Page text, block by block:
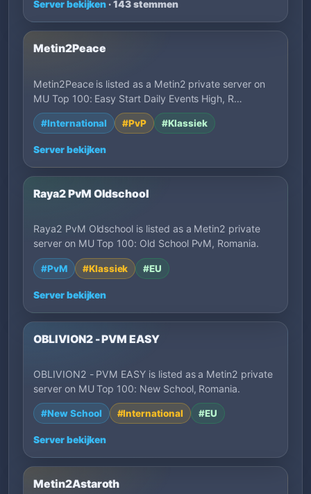
Server bekijken · 143 stemmen
Metin2Peace
Metin2Peace is listed as a Metin2 private server on
MU Top 100: Easy Start Daily Events High, R…
#International #PvP #Klassiek
Server bekijken
Raya2 PvM Oldschool
Raya2 PvM Oldschool is listed as a Metin2 private
server on MU Top 100: Old School PvM, Romania.
#PvM #Klassiek #EU
Server bekijken
OBLIVION2 - PVM EASY
OBLIVION2 - PVM EASY is listed as a Metin2 private
server on MU Top 100: New School, Romania.
#New School #International #EU
Server bekijken
Metin2Astaroth